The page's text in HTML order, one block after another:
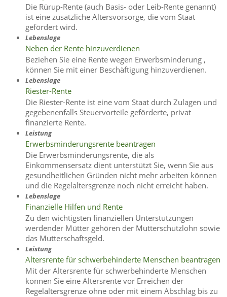
Die Rürup-Rente (auch Basis- oder Leib-Rente genannt)
ist eine zusätzliche Altersvorsorge, die vom Staat
gefördert wird.
Lebenslage
Neben der Rente hinzuverdienen
Beziehen Sie eine Rente wegen Erwerbsminderung ,
können Sie mit einer Beschäftigung hinzuverdienen.
Lebenslage
Riester-Rente
Die Riester-Rente ist eine vom Staat durch Zulagen und
gegebenenfalls Steuervorteile geförderte, privat
finanzierte Rente.
Leistung
Erwerbsminderungsrente beantragen
Die Erwerbsminderungsrente, die als
Einkommensersatz dient unterstützt Sie, wenn Sie aus
gesundheitlichen Gründen nicht mehr arbeiten können
und die Regelaltersgrenze noch nicht erreicht haben.
Lebenslage
Finanzielle Hilfen und Rente
Zu den wichtigsten finanziellen Unterstützungen
werdender Mütter gehören der Mutterschutzlohn sowie
das Mutterschaftsgeld.
Leistung
Altersrente für schwerbehinderte Menschen beantragen
Mit der Altersrente für schwerbehinderte Menschen
können Sie eine Altersrente vor Erreichen der
Regelaltersgrenze ohne oder mit einem Abschlag bis zu